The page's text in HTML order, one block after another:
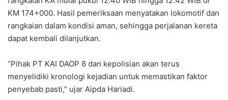
KM 174+000. Hasil pemeriksaan menyatakan lokomotif dan
rangkaian dalam kondisi aman, sehingga perjalanan kereta
dapat kembali dilanjutkan.
“Pihak PT KAI DAOP 8 dan kepolisian akan terus
menyelidiki kronologi kejadian untuk memastikan faktor
penyebab pasti,” ujar Aipda Hariadi.